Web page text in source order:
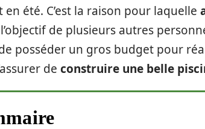
été. C’est la raison pour laquelle
de plusieurs autres
posséder un gros budget pour
de construire une belle